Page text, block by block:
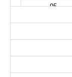
95
95
95